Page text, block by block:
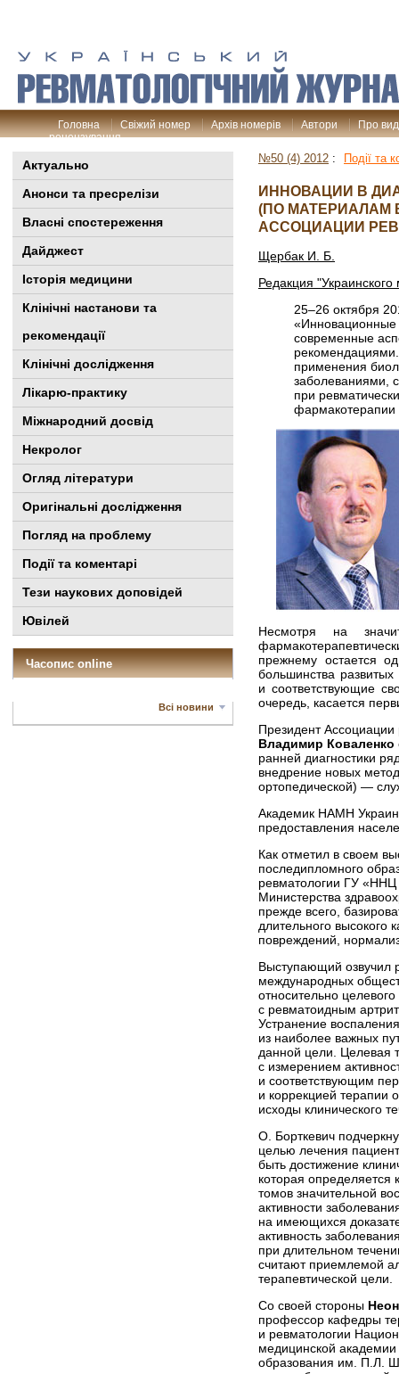
Головна Свіжий номер Архів номерів Автори
Про
рецензування
Актуально
Анонси та пресрелізи
Власні спостереження
Дайджест
Історія медицини
Клінiчні настанови та
рекомендації
Клінічні дослідження
Лікарю-практику
Міжнародний досвід
Некролог
Огляд літератури
Оригінальні дослідження
Погляд на проблему
Події та коментарі
Тези наукових доповідей
Ювілей
Часопис online
Всі новини
№50 (4) 2012 : Події та
ИННОВАЦИИ В
(ПО МАТЕРИАЛАМ
АССОЦИАЦИИ
Щербак И. Б.
Редакция
25–26 октября
«Инновационные
современные
применения
заболеваниями,
при
фармакотерапии
Несмотря на
прежнему остается
большинства
и соответствующие
очередь, касается
Президент
Владимир Коваленко
ранней диагностики
внедрение новых
ортопедичес­кой) —
Академик НАМН
предоставления
Как отметил в своем
последипломного
ревматологии ГУ
Министерства
прежде всего,
длительного высокого
повреждений,
Выступающий озвучил
международных
относительно
с ревматоидным
Устранение
из наиболее важных
данной цели. Целевая
с измерением
и соответствующим
и коррекцией терапии
исходы клинического
О. Борткевич
целью лечения
быть достижение
которая определяется
томов значительной
активности
на имеющихся
активность
при длительном
считают приемлемой
терапевтической цели.
Со своей стороны
профессор кафедры
и ревматологии
медицинской
образования им. П.Л.